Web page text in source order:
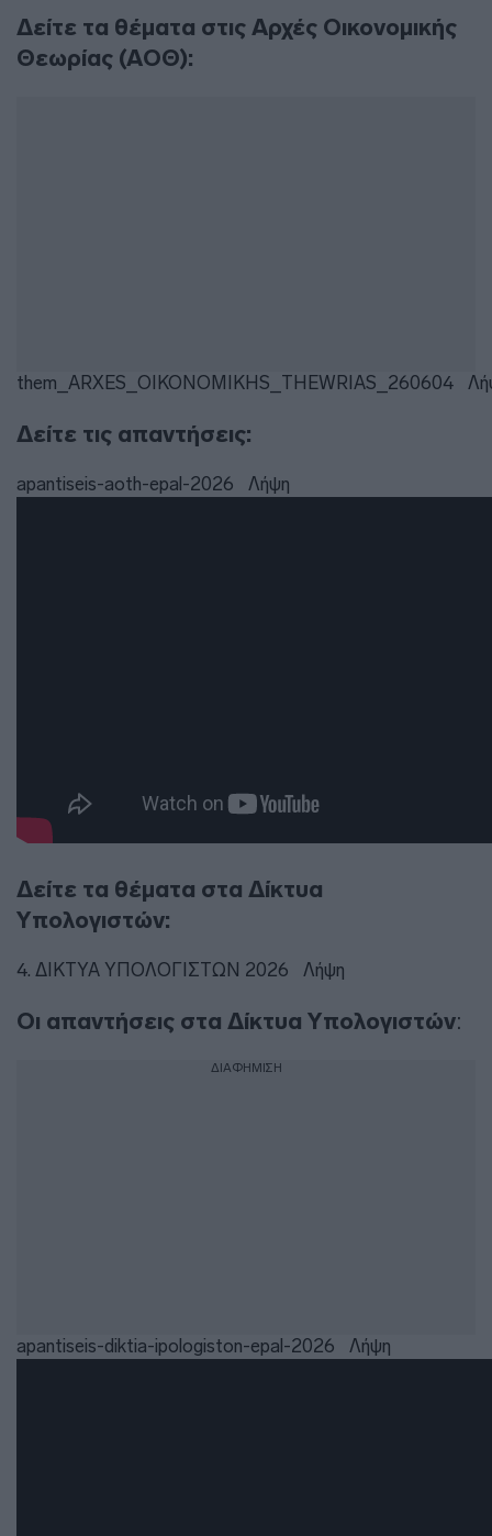
Δείτε τα θέματα στις Αρχές Οικονομικής
Θεωρίας (ΑΟΘ):
them_ARXES_OIKONOMIKHS_THEWRIAS_260604
Δείτε τις απαντήσεις:
apantiseis-aoth-epal-2026 Λήψη
Δείτε τα θέματα στα Δίκτυα
Υπολογιστών:
4. ΔΙΚΤΥΑ ΥΠΟΛΟΓΙΣΤΩΝ 2026 Λήψη
Οι απαντήσεις στα Δίκτυα Υπολογιστών:
ΔΙΑΦΗΜΙΣΗ
apantiseis-diktia-ipologiston-epal-2026 Λήψη